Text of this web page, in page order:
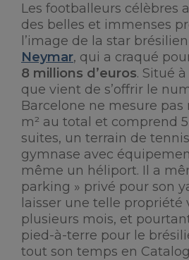
Les footballeurs célèbres
des belles et immenses
l’image de la star
Neymar, qui a craqué
8 millions d’euros. Situé
que vient de s’offrir le
Barcelone ne mesure
m² au total et comprend
suites, un terrain de
gymnase avec
même un héliport. Il a
parking » privé pour son
laisser une telle propriété
plusieurs mois, et
pied-à-terre pour le
tout son temps en